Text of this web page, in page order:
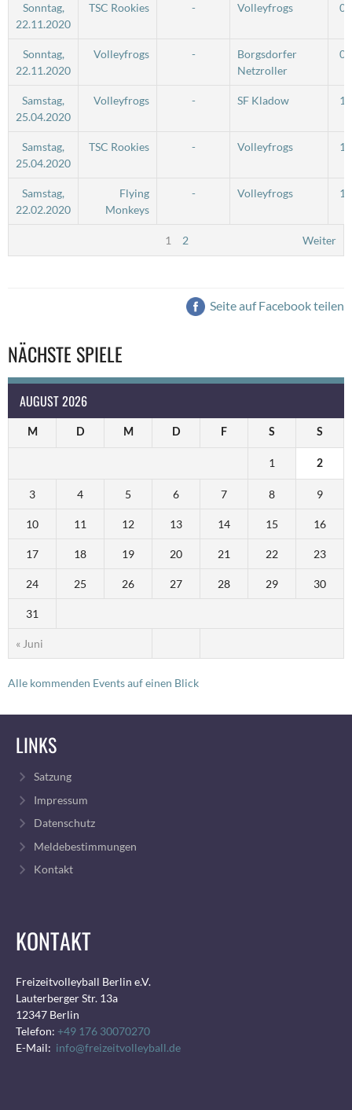
Sonntag,
22.11.2020
TSC Rookies - Volleyfrogs
Sonntag,
22.11.2020
Volleyfrogs -
Borgsdorfer
Netzroller
Samstag,
25.04.2020
Volleyfrogs - SF Kladow
Samstag,
25.04.2020
TSC Rookies - Volleyfrogs
Samstag,
22.02.2020
Flying
Monkeys
- Volleyfrogs
1 2 Weiter
Seite auf Facebook teilen
NÄCHSTE SPIELE
AUGUST 2026
M D M D F S S
« Juni
1 2
3 4 5 6 7 8 9
10 11 12 13 14 15 16
17 18 19 20 21 22 23
24 25 26 27 28 29 30
31
Alle kommenden Events auf einen Blick
LINKS
Satzung
Impressum
Datenschutz
Meldebestimmungen
Kontakt
KONTAKT
Freizeitvolleyball Berlin e.V.
Lauterberger Str. 13a
12347 Berlin
Telefon: +49 176 30070270
E-Mail: info@freizeitvolleyball.de